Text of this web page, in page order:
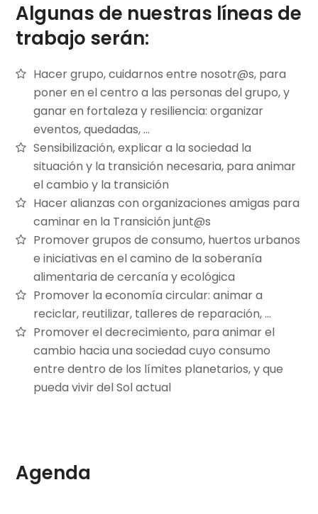
Algunas de nuestras líneas de
trabajo serán:
Hacer grupo, cuidarnos entre nosotr@s, para
poner en el centro a las personas del grupo, y
ganar en fortaleza y resiliencia: organizar
eventos, quedadas, …
Sensibilización, explicar a la sociedad la
situación y la transición necesaria, para animar
el cambio y la transición
Hacer alianzas con organizaciones amigas para
caminar en la Transición junt@s
Promover grupos de consumo, huertos urbanos
e iniciativas en el camino de la soberanía
alimentaria de cercanía y ecológica
Promover la economía circular: animar a
reciclar, reutilizar, talleres de reparación, …
Promover el decrecimiento, para animar el
cambio hacia una sociedad cuyo consumo
entre dentro de los límites planetarios, y que
pueda vivir del Sol actual
Agenda